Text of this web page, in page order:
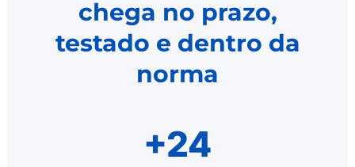
chega no prazo,
testado e dentro da
norma
+24